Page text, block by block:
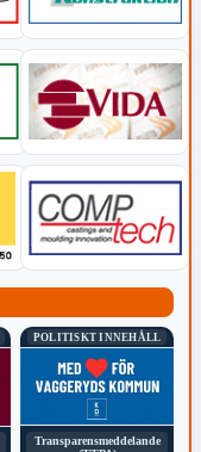
POLITISKT INNEHÅLL
Transparensmeddelande